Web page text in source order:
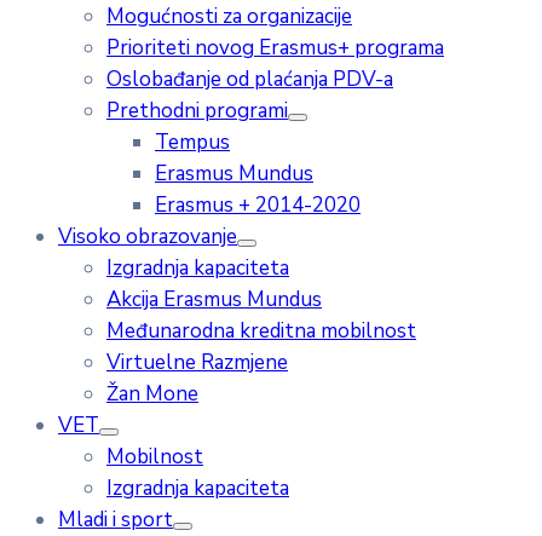
Mogućnosti za organizacije
Prioriteti novog Erasmus+ programa
Oslobađanje od plaćanja PDV-a
Prethodni programi
Tempus
Erasmus Mundus
Erasmus + 2014-2020
Visoko obrazovanje
Izgradnja kapaciteta
Akcija Erasmus Mundus
Međunarodna kreditna mobilnost
Virtuelne Razmjene
Žan Mone
VET
Mobilnost
Izgradnja kapaciteta
Mladi i sport